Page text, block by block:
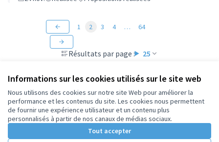
Informations sur les cookies utilisés sur le site web
Nous utilisons des cookies sur notre site Web pour améliorer la
performance et les contenus du site. Les cookies nous permettent
de fournir une expérience utilisateur et un contenu plus
personnalisés à partir de nos canaux de médias sociaux.
Tout accepter
Résultats par page : 25
1 2 3 4 … 64
Conditions d'utilisation
Paramètres des cookies